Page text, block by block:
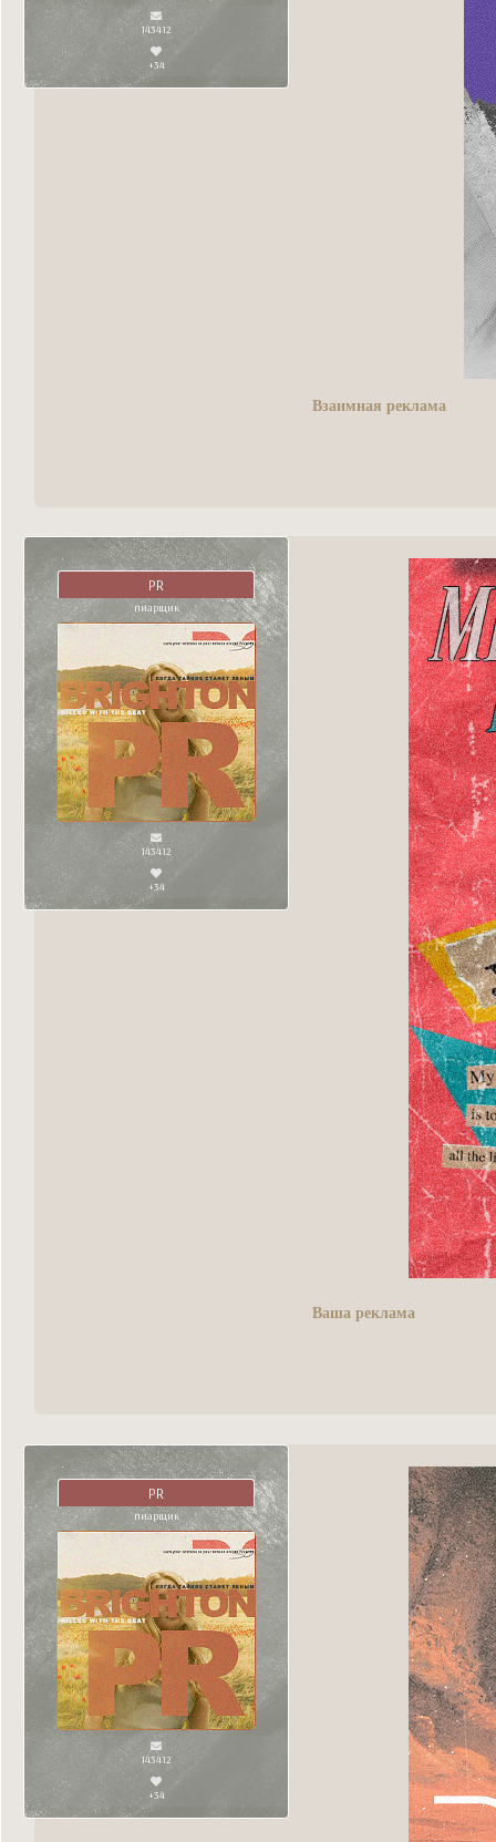
143412
+34
Взаимная реклама
PR
пиарщик
143412
+34
Ваша реклама
PR
пиарщик
143412
+34